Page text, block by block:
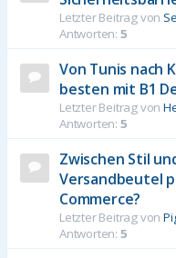
Letzter Beitrag von
Antworten: 5
Von Tunis nach
besten mit B1
Letzter Beitrag von
Antworten: 5
Zwischen Stil
Versandbeutel
Commerce?
Letzter Beitrag von
Antworten: 5